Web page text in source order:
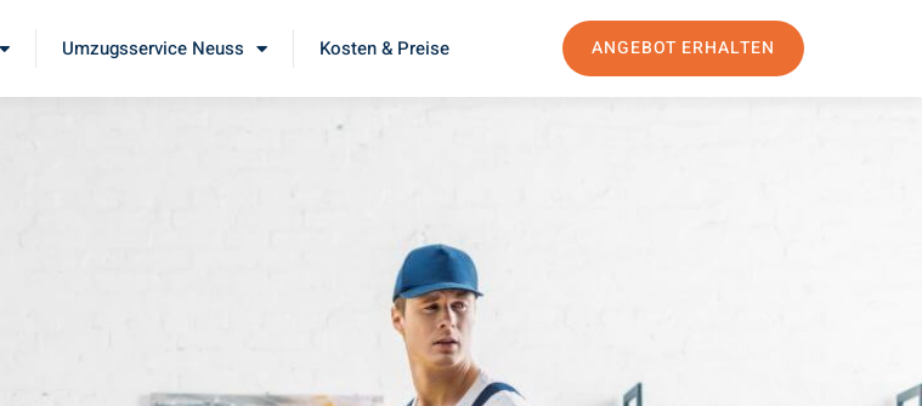
Umzugsservice Neuss Kosten & Preise ANGEBOT ERHALTEN